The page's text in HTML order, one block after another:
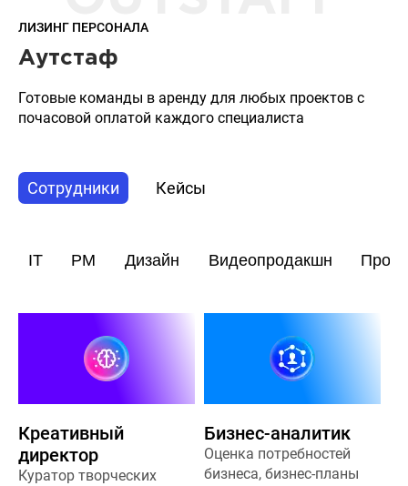
ЛИЗИНГ ПЕРСОНАЛА
Аутстаф
Готовые команды в аренду для любых проектов с
почасовой оплатой каждого специалиста
Сотрудники Кейсы
IT PM Дизайн Видеопродакшн
Креативный
директор
Куратор творческих
Бизнес-аналитик
Оценка потребностей
бизнеса, бизнес-планы